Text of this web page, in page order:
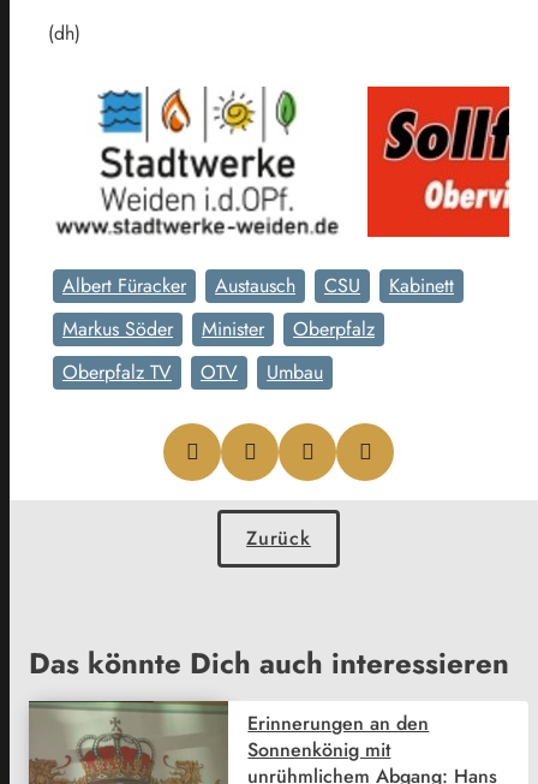
(dh)
Albert Füracker Austausch CSU
Kabinett
Markus Söder
Minister
Oberpfalz
Oberpfalz TV
OTV Umbau
Zurück
Das könnte Dich auch interessieren
Erinnerungen an den
Sonnenkönig mit
unrühmlichem Abgang: Hans